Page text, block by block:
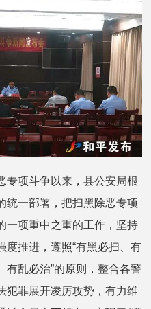
专项斗争以来，县公安局根
统一部署，把扫黑除恶专项
一项重中之重的工作，坚持
度推进，遵照“有黑必扫、有
有乱必治”的原则，整合各警
犯罪展开凌厉攻势，有力维